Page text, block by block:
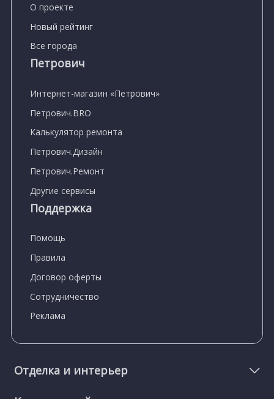
О проекте
Новый рейтинг
Все города
Петрович
Интернет-магазин «Петрович»
Петрович.BRO
Калькулятор ремонта
Петрович.Дизайн
Петрович.Ремонт
Другие сервисы
Поддержка
Помощь
Правила
Договор оферты
Сотрудничество
Реклама
Отделка и интерьер